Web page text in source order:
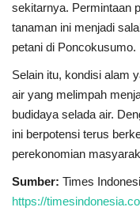
sekitarnya. Permintaan
tanaman ini menjadi
petani di Poncokusumo.
Selain itu, kondisi alam
air yang melimpah
budidaya selada air.
ini berpotensi terus
perekonomian
Sumber: Times
https://